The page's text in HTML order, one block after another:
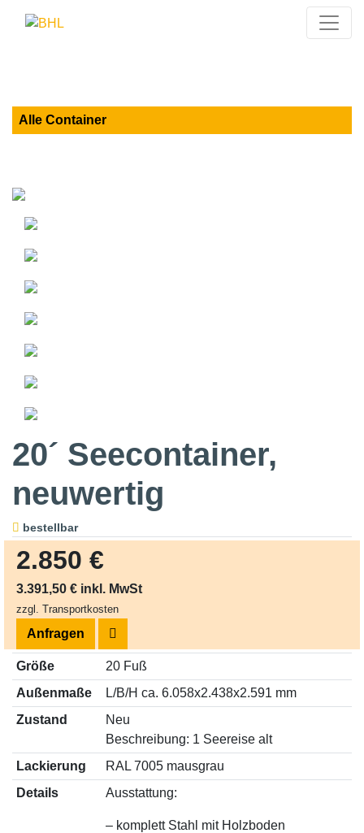
Alle Container
20´ Seecontainer,
neuwertig
bestellbar
2.850 €
3.391,50 € inkl. MwSt
zzgl. Transportkosten
Anfragen
Größe
20 Fuß
Außenmaße
L/B/H ca. 6.058x2.438x2.591 mm
Zustand
Neu
Beschreibung: 1 Seereise alt
Lackierung
RAL 7005 mausgrau
Details
Ausstattung:
– komplett Stahl mit Holzboden